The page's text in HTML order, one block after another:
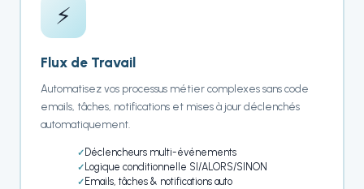
⚡
Flux de Travail
Automatisez vos processus métier complexes sans code
emails, tâches, notifications et mises à jour déclenchés
automatiquement.
Déclencheurs multi-événements
Logique conditionnelle SI/ALORS/SINON
Emails, tâches & notifications auto